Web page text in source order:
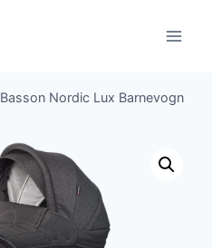
Basson Nordic Lux Barnevogn